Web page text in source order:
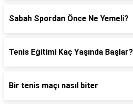
Sabah Spordan Önce Ne Yemeli?
Tenis Eğitimi Kaç Yaşında Başlar?
Bir tenis maçı nasıl biter